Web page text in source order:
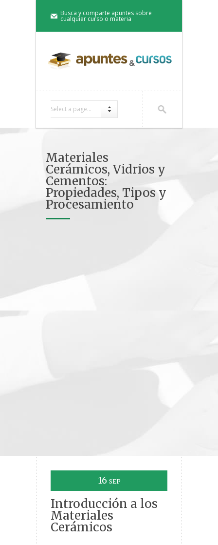
Busca y comparte apuntes sobre
cualquier curso o materia
Select a page...
Materiales
Cerámicos, Vidrios y
Cementos:
Propiedades, Tipos y
Procesamiento
16 SEP
Introducción a los
Materiales
Cerámicos